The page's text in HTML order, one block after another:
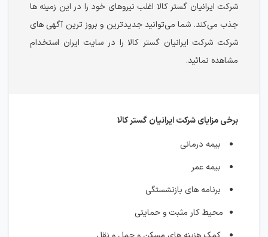
شرکت ایرانیان گستر کالا اغلب نیروهای خود را در این زمینه ها
جذب می‌کند. شما می‌توانید جدیدترین و بروز ترین آگهی های
شرکت شرکت ایرانیان گستر کالا را در سایت ایران استخدام
مشاهده نمائید.
برخی مزایای شرکت ایرانیان گستر کالا
بیمه درمانی
بیمه عمر
برنامه های بازنشستگی
محیط کار مثبت و حمایتی